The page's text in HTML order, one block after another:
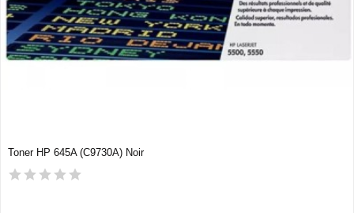
Toner HP 645A (C9730A) Noir